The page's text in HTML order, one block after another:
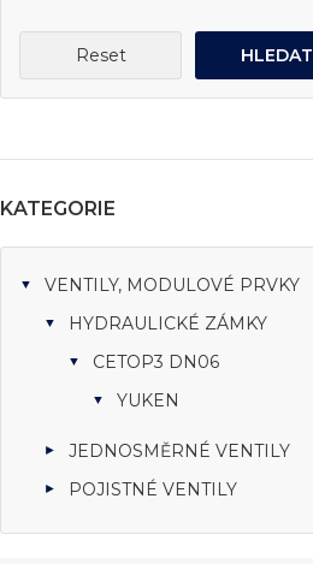
Reset HLEDAT
KATEGORIE
VENTILY, MODULOVÉ PRVKY
HYDRAULICKÉ ZÁMKY
CETOP3 DN06
YUKEN
JEDNOSMĚRNÉ VENTILY
POJISTNÉ VENTILY